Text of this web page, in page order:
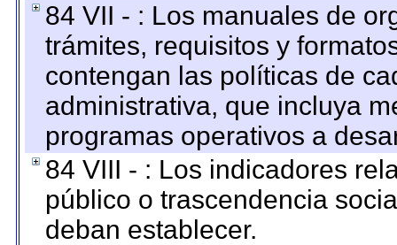
84 VII - : Los manuales de
trámites, requisitos y
contengan las políticas de
administrativa, que incluya
programas operativos a
84 VIII - : Los indicadores
público o trascendencia
deban establecer.